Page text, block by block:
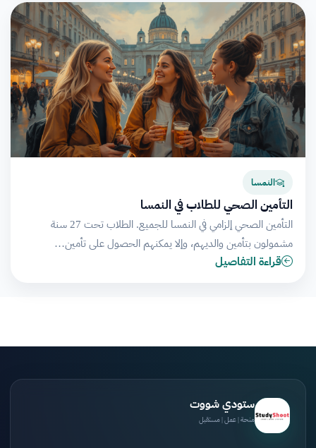
النمسا
التأمين الصحي للطلاب في النمسا
التأمين الصحي إلزامي في النمسا للجميع. الطلاب تحت 27 سنة
مشمولون بتأمين والديهم، وإلا يمكنهم الحصول على تأمين…
قراءة التفاصيل
ستودي شووت
منحة | عمل | مستقبل